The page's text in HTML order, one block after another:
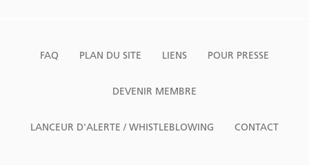
FAQ PLAN DU SITE LIENS POUR PRESSE
DEVENIR MEMBRE
LANCEUR D'ALERTE / WHISTLEBLOWING CONTACT